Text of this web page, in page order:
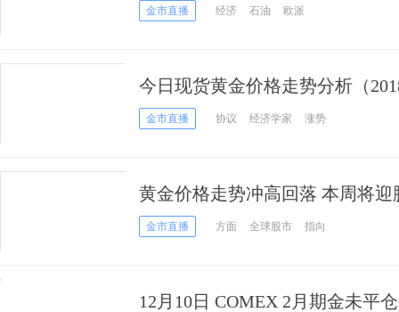
唱凯歌
金市直播 经济 石油 欧派
今日现货黄金价格走势分析（
金市直播 协议 经济学家 涨势
黄金价格走势冲高回落 本周将迎
保释等大事件
金市直播 方面 全球股市 指向
12月10日 COMEX 2月期金未平